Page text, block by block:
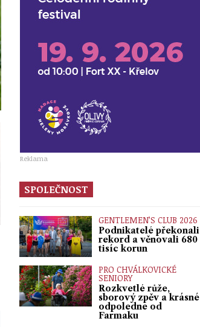
Reklama
SPOLEČNOST
GENTLEMEN’S CLUB 2026
Podnikatelé překonali
rekord a věnovali 680
tisíc korun
PRO CHVÁLKOVICKÉ
SENIORY
Rozkvetlé růže,
sborový zpěv a krásné
odpoledne od
Farmaku